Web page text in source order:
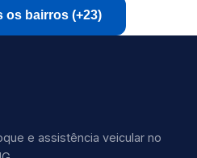
os bairros (+23)
e assistência veicular no